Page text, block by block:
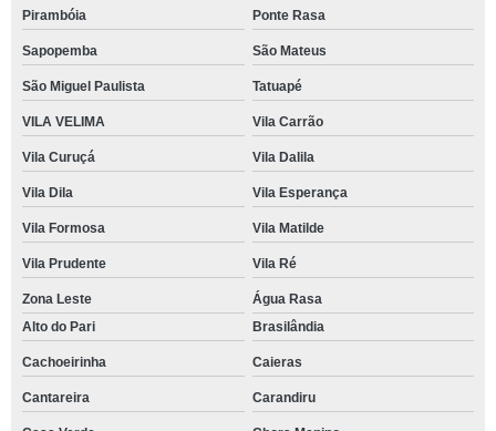
Pirambóia Ponte Rasa
Sapopemba São Mateus
São Miguel Paulista Tatuapé
VILA VELIMA Vila Carrão
Vila Curuçá Vila Dalila
Vila Dila Vila Esperança
Vila Formosa Vila Matilde
Vila Prudente Vila Ré
Zona Leste
Água Rasa
Alto do Pari
Brasilândia
Cachoeirinha Caieras
Cantareira Carandiru